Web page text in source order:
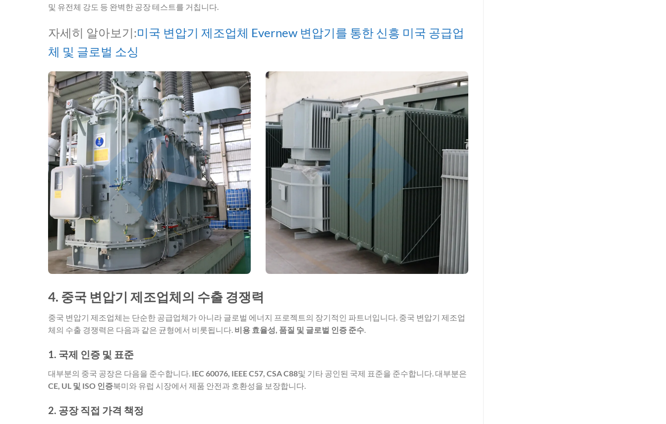
및 유전체 강도 등 완벽한 공장 테스트를 거칩니다.
자세히 알아보기:미국 변압기 제조업체 Evernew 변압기를 통한 신흥 미국 공급업
체 및 글로벌 소싱
4. 중국 변압기 제조업체의 수출 경쟁력
중국 변압기 제조업체는 단순한 공급업체가 아니라 글로벌 에너지 프로젝트의 장기적인 파트너입니다. 중국 변압기 제조업
체의 수출 경쟁력은 다음과 같은 균형에서 비롯됩니다. 비용 효율성, 품질 및 글로벌 인증 준수.
1. 국제 인증 및 표준
대부분의 중국 공장은 다음을 준수합니다. IEC 60076, IEEE C57, CSA C88및 기타 공인된 국제 표준을 준수합니다. 대부분은
CE, UL 및 ISO 인증북미와 유럽 시장에서 제품 안전과 호환성을 보장합니다.
2. 공장 직접 가격 책정